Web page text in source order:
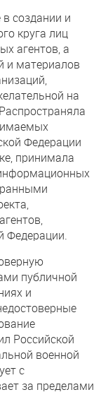
создании и
круга лиц
агентов, а
и материалов
на
Федерации
принимала
Федерации.
публичной
и
Российской
военной
с
за пределами